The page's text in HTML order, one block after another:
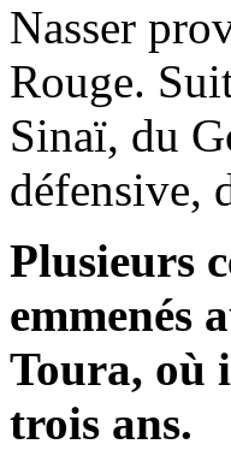
Nasser
Rouge.
Sinaï, du
défensive,
Plusieurs
emmenés
Toura, où
trois ans.